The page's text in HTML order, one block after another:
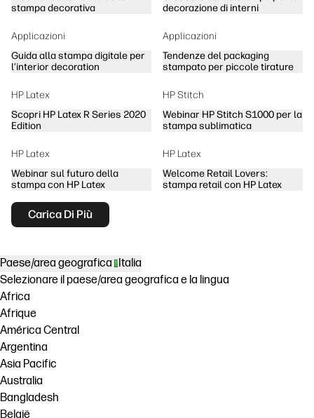
stampa decorativa
decorazione di interni
Applicazioni
Guida alla stampa digitale per
l’interior decoration
Applicazioni
Tendenze del packaging
stampato per piccole tirature
HP Latex
Scopri HP Latex R Series 2020
Edition
HP Stitch
Webinar HP Stitch S1000 per la
stampa sublimatica
HP Latex
Webinar sul futuro della
stampa con HP Latex
HP Latex
Welcome Retail Lovers:
stampa retail con HP Latex
Carica Di Più
Paese/area geografica Italia
Selezionare il paese/area geografica e la lingua
Africa
Afrique
América Central
Argentina
Asia Pacific
Australia
Bangladesh
België